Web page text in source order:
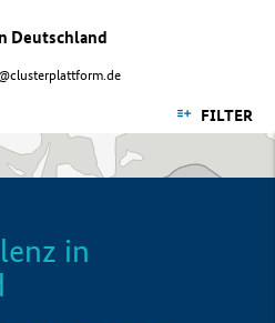
Deutschland
FILTER
in